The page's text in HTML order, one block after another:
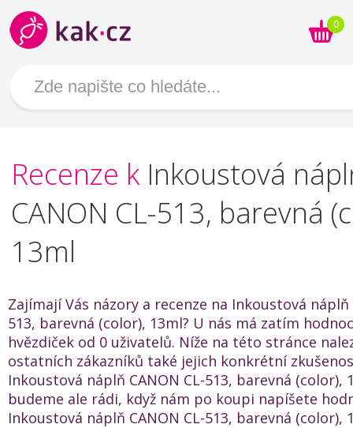
0
Recenze k Inkoustová
CANON CL-513, barevná
13ml
Zajímají Vás názory a recenze na Inkoustová náplň
513, barevná (color), 13ml? U nás má zatím
hvězdiček od 0 uživatelů. Níže na této stránce
ostatních zákazníků také jejich konkrétní
Inkoustová náplň CANON CL-513, barevná (color),
budeme ale rádi, když nám po koupi napíšete
Inkoustová náplň CANON CL-513, barevná (color),